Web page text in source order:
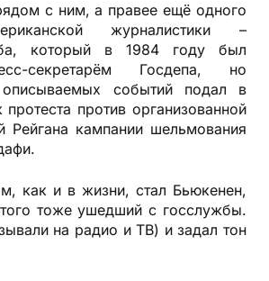
с ним, а правее ещё одного
журналистики –
который в 1984 году был
секретарём Госдепа, но
событий подал в
протеста против организованной
Рейгана кампании шельмования
как и в жизни, стал Бьюкенен,
тоже ушедший с госслужбы.
на радио и ТВ) и задал тон